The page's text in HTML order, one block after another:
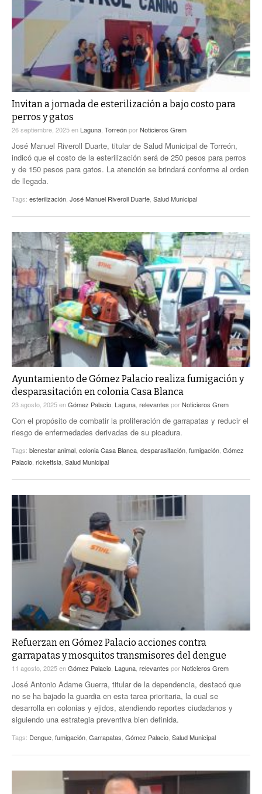
Invitan a jornada de esterilización a bajo costo para
perros y gatos
26 septiembre, 2025en Laguna TorreónporNoticieros Grem
José Manuel Riveroll Duarte, titular de Salud Municipal de Torreón,
indicó que el costo de la esterilización será de 250 pesos para perros
y de 150 pesos para gatos. La atención se brindará conforme al orden
de llegada.
Tags: esterilización José Manuel Riveroll Duarte Salud Municipal
Ayuntamiento de Gómez Palacio realiza fumigación y
desparasitación en colonia Casa Blanca
23 agosto, 2025enGómez Palacio, Laguna, relevantes porNoticieros Grem
Con el propósito de combatir la proliferación de garrapatas y reducir el
riesgo de enfermedades derivadas de su picadura.
Tags: bienestar animal, colonia Casa Blanca, desparasitación, fumigación, Gómez
Palacio, rickettsia, Salud Municipal
Refuerzan en Gómez Palacio acciones contra
garrapatas y mosquitos transmisores del dengue
11 agosto, 2025enGómez Palacio Laguna relevantes porNoticieros Grem
José Antonio Adame Guerra, titular de la dependencia, destacó que
no se ha bajado la guardia en esta tarea prioritaria, la cual se
desarrolla en colonias y ejidos, atendiendo reportes ciudadanos y
siguiendo una estrategia preventiva bien definida.
Tags: Dengue fumigación Garrapatas Gómez Palacio Salud Municipal